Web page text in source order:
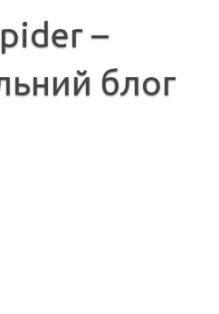
–
блог